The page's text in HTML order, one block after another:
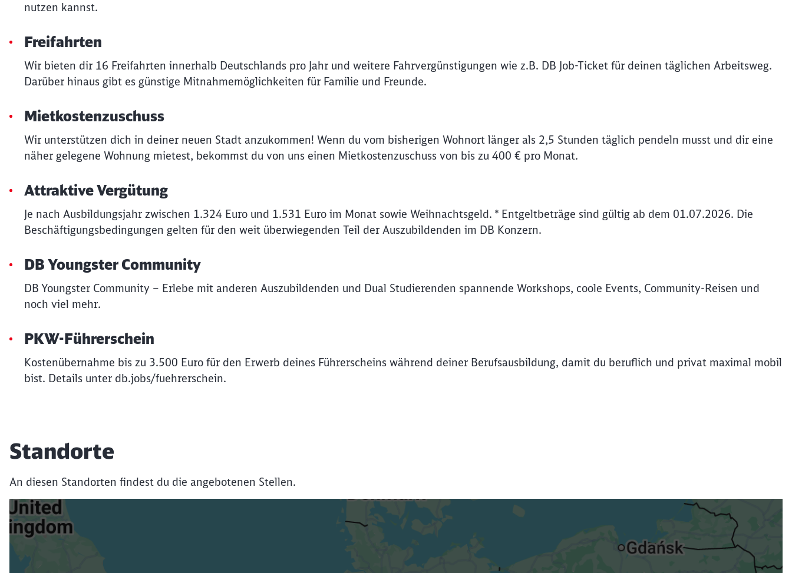
nutzen kannst.
Freifahrten
Wir bieten dir 16 Freifahrten innerhalb Deutschlands pro Jahr und weitere Fahrvergünstigungen wie z.B. DB Job-Ticket für deinen täglichen Arbeitsweg.
Darüber hinaus gibt es günstige Mitnahmemöglichkeiten für Familie und Freunde.
Mietkostenzuschuss
Wir unterstützen dich in deiner neuen Stadt anzukommen! Wenn du vom bisherigen Wohnort länger als 2,5 Stunden täglich pendeln musst und dir eine
näher gelegene Wohnung mietest, bekommst du von uns einen Mietkostenzuschuss von bis zu 400 € pro Monat.
Attraktive Vergütung
Je nach Ausbildungsjahr zwischen 1.324 Euro und 1.531 Euro im Monat sowie Weihnachtsgeld. * Entgeltbeträge sind gültig ab dem 01.07.2026. Die
Beschäftigungsbedingungen gelten für den weit überwiegenden Teil der Auszubildenden im DB Konzern.
DB Youngster Community
DB Youngster Community – Erlebe mit anderen Auszubildenden und Dual Studierenden spannende Workshops, coole Events, Community-Reisen und
noch viel mehr.
PKW-Führerschein
Kostenübernahme bis zu 3.500 Euro für den Erwerb deines Führerscheins während deiner Berufsausbildung, damit du beruflich und privat maximal mobil
bist. Details unter db.jobs/fuehrerschein.
Standorte
An diesen Standorten findest du die angebotenen Stellen.